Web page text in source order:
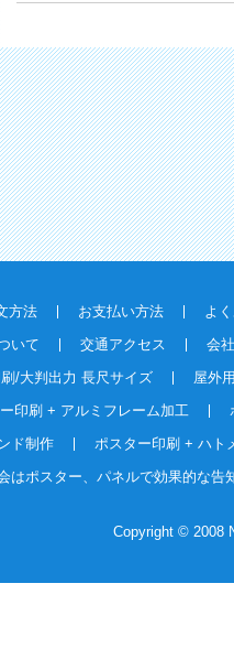
方法 お支払い方法
よ
いて 交通アクセス
会
/大判出力 長尺サイズ
屋外
印刷 + アルミフレーム加工
ド制作
ポスター印刷 + ハト
はポスター、パネルで効果的な告
Copyright © 2008